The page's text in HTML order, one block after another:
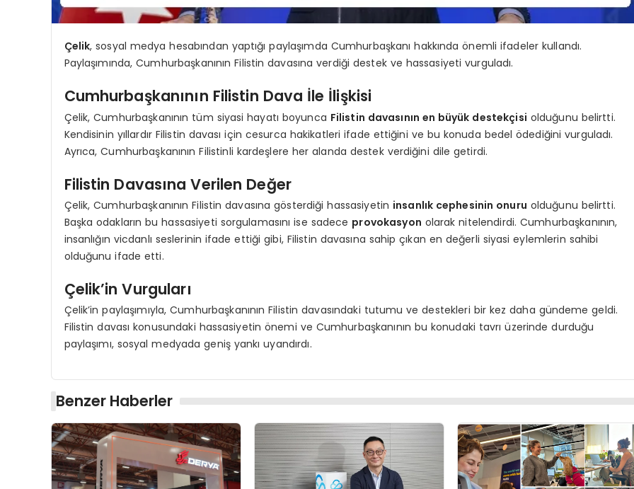
Çelik, sosyal medya hesabından yaptığı paylaşımda Cumhurbaşkanı hakkında önemli ifadeler kullandı.
Paylaşımında, Cumhurbaşkanının Filistin davasına verdiği destek ve hassasiyeti vurguladı.
Cumhurbaşkanının Filistin Dava İle İlişkisi
Çelik, Cumhurbaşkanının tüm siyasi hayatı boyunca Filistin davasının en büyük destekçisi olduğunu belirtti.
Kendisinin yıllardır Filistin davası için cesurca hakikatleri ifade ettiğini ve bu konuda bedel ödediğini vurguladı.
Ayrıca, Cumhurbaşkanının Filistinli kardeşlere her alanda destek verdiğini dile getirdi.
Filistin Davasına Verilen Değer
Çelik, Cumhurbaşkanının Filistin davasına gösterdiği hassasiyetin insanlık cephesinin onuru olduğunu belirtti.
Başka odakların bu hassasiyeti sorgulamasını ise sadece provokasyon olarak nitelendirdi. Cumhurbaşkanının,
insanlığın vicdanlı seslerinin ifade ettiği gibi, Filistin davasına sahip çıkan en değerli siyasi eylemlerin sahibi
olduğunu ifade etti.
Çelik’in Vurguları
Çelik’in paylaşımıyla, Cumhurbaşkanının Filistin davasındaki tutumu ve destekleri bir kez daha gündeme geldi.
Filistin davası konusundaki hassasiyetin önemi ve Cumhurbaşkanının bu konudaki tavrı üzerinde durduğu
paylaşımı, sosyal medyada geniş yankı uyandırdı.
Benzer Haberler